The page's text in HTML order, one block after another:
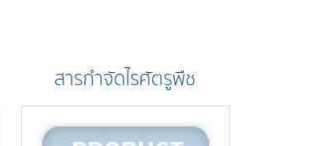
สารกำจัดไรศัตรูพืช